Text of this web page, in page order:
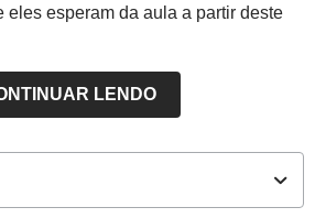
eles esperam da aula a partir deste
LENDO